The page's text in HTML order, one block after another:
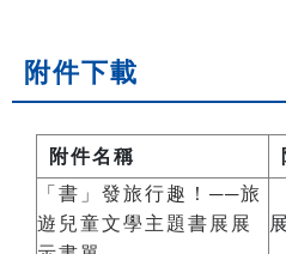
附件下載
附件名稱
「書」發旅行趣！──旅
遊兒童文學主題書展展